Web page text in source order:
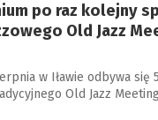
po raz kolejny
Old Jazz
w Iławie odbywa się
Old Jazz